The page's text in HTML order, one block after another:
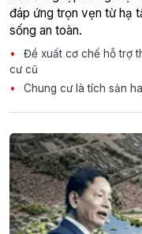
đáp ứng trọn vẹn từ hạ
sống an toàn.
Đề xuất cơ chế hỗ trợ
cư cũ
Chung cư là tích sản